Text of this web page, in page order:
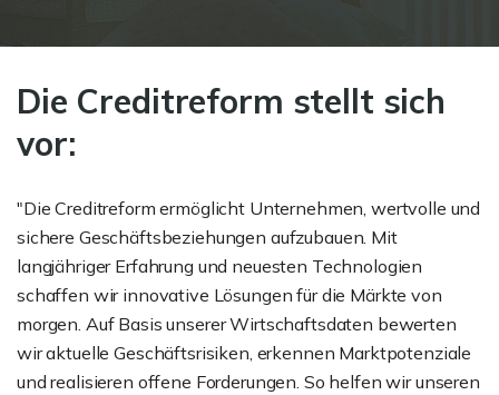
Die Creditreform stellt sich
vor:
"Die Creditreform ermöglicht Unternehmen, wertvolle und
sichere Geschäftsbeziehungen aufzubauen. Mit
langjähriger Erfahrung und neuesten Technologien
schaffen wir innovative Lösungen für die Märkte von
morgen. Auf Basis unserer Wirtschaftsdaten bewerten
wir aktuelle Geschäftsrisiken, erkennen Marktpotenziale
und realisieren offene Forderungen. So helfen wir unseren